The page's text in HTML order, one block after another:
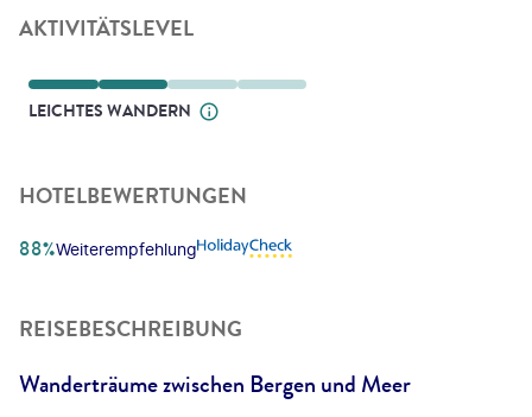
AKTIVITÄTSLEVEL
LEICHTES WANDERN
HOTELBEWERTUNGEN
Weiterempfehlung
88%
REISEBESCHREIBUNG
Wanderträume zwischen Bergen und Meer